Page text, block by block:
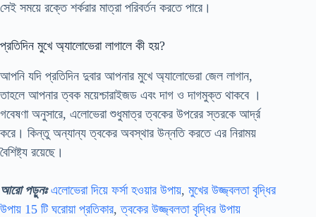
সেই সময়ে রক্তে শর্করার মাত্রা পরিবর্তন করতে পারে।
প্রতিদিন মুখে অ্যালোভেরা লাগালে কী হয়?
আপনি যদি প্রতিদিন দুবার আপনার মুখে অ্যালোভেরা জেল লাগান,
তাহলে আপনার ত্বক ময়েশ্চারাইজড এবং দাগ ও দাগমুক্ত থাকবে ।
গবেষণা অনুসারে, এলোভেরা শুধুমাত্র ত্বকের উপরের স্তরকে আর্দ্র
করে। কিন্তু অন্যান্য ত্বকের অবস্থার উন্নতি করতে এর নিরাময়
বৈশিষ্ট্য রয়েছে।
আরো পড়ুনঃ এলোভেরা দিয়ে ফর্সা হওয়ার উপায়, মুখের উজ্জ্বলতা বৃদ্ধির
উপায় 15 টি ঘরোয়া প্রতিকার,ত্বকের উজ্জ্বলতা বৃদ্ধির উপায়